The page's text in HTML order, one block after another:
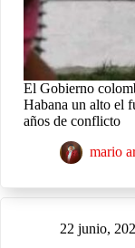
El Gobierno
Habana un alto el
años de conflicto
mario
22 junio,